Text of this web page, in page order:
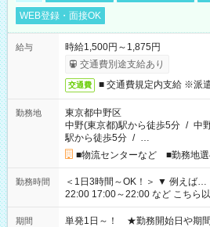
WEB登録・面接OK
給与
時給1,500円～1,875円
交通費別途支給あり
交通費 ■ 交通費規定内支給 ※派
勤務地
東京都中野区
中野(東京都)駅から徒歩5分 / 中
駅から徒歩5分 / …
■物流センターなど ■勤務地
勤務時間
＜1日3時間～OK！＞ ▼ 例えば… ▼ 15:00～18:00 15:00～
22:00 17:00～22:00 など こちら以外の時間もお気軽にご相談く
ださい！
期間
単発1日～！ ★勤務開始日や期間